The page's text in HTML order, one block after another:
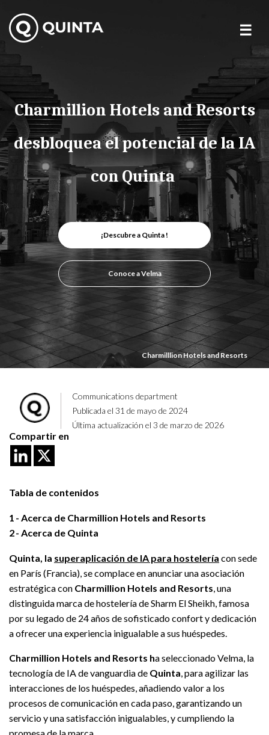
content
Charmillion Hotels and Resorts
desbloquea el potencial de la IA
con Quinta
¡Descubre a Quinta !
Conoce a Velma
Charmilllion Hotels and Resorts
Communications department
Publicada el 31 de mayo de 2024
Última actualización el 3 de marzo de 2026
Compartir en
Tabla de contenidos
1
Acerca de Charmillion Hotels and Resorts
2 Acerca de Quinta
Quinta, la superaplicación de IA para hostelería con sede
en París (Francia), se complace en anunciar una asociación
estratégica con Charmillion Hotels and Resorts, una
distinguida marca de hostelería de Sharm El Sheikh, famosa
por su legado de 24 años de sofisticado confort y dedicación
a ofrecer una experiencia inigualable a sus huéspedes.
Charmillion Hotels and Resorts ha seleccionado Velma, la
tecnología de IA de vanguardia de Quinta, para agilizar las
interacciones de los huéspedes, añadiendo valor a los
procesos de comunicación en cada paso, garantizando un
servicio y una satisfacción inigualables, y cumpliendo la